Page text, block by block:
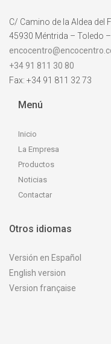
C/ Camino de la Aldea del
45930 Méntrida – Toledo
+34 91 811 30 80
Fax: +34 91 811 32 73
Menú
Inicio
La Empresa
Productos
Noticias
Contactar
Otros idiomas
Versión en Español
English version
Version française